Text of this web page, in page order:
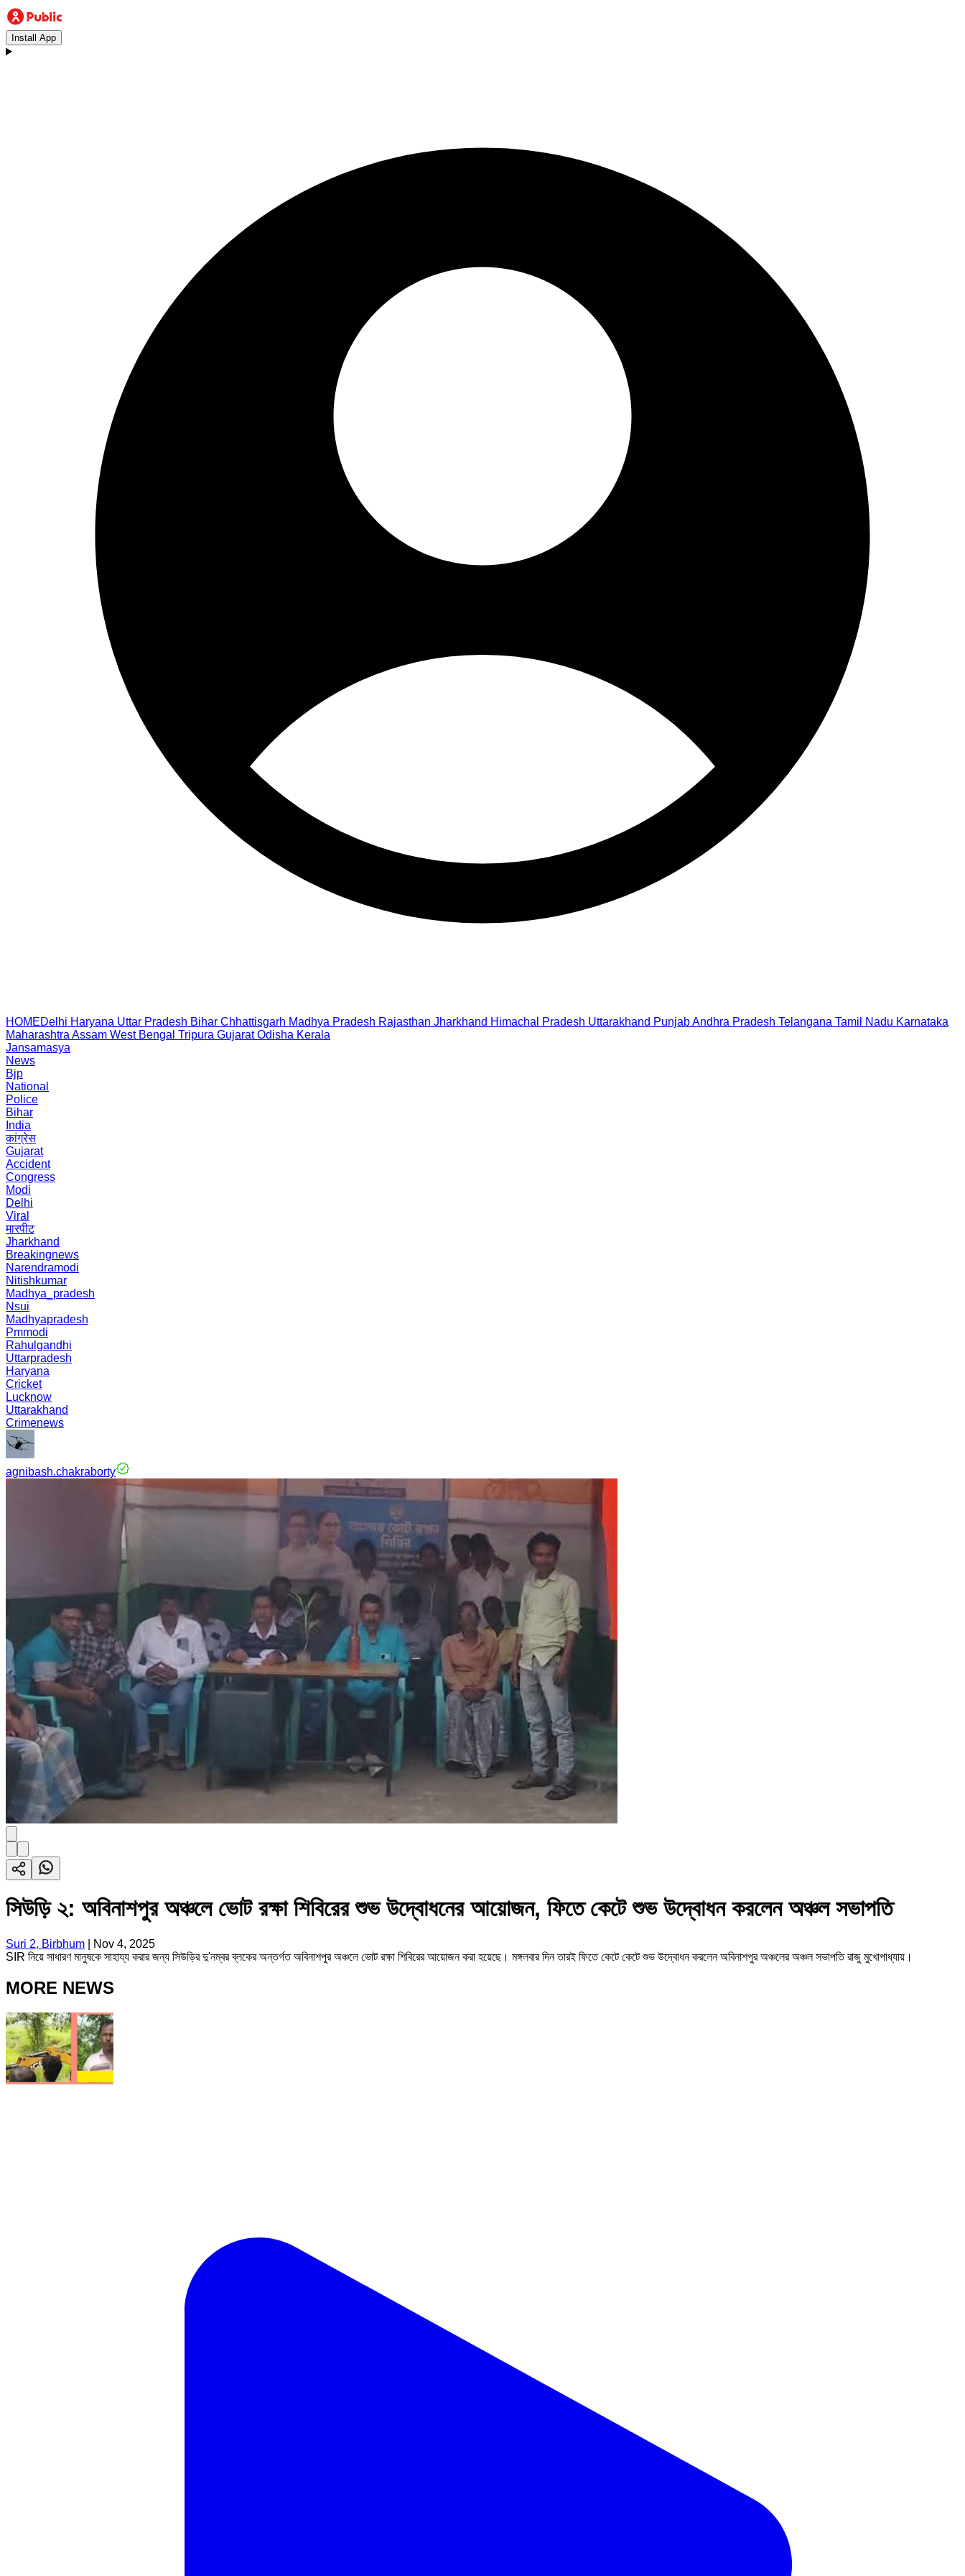
Install App
HOMEDelhi Haryana Uttar Pradesh Bihar Chhattisgarh Madhya Pradesh Rajasthan Jharkhand Himachal Pradesh Uttarakhand PunjabAndhra Pradesh Telangana Tamil Nadu Karnataka
Maharashtra Assam West Bengal Tripura Gujarat Odisha Kerala
Jansamasya
News
Bjp
National
Police
Bihar
India
कांग्रेस
Gujarat
Accident
Congress
Modi
Delhi
Viral
मारपीट
Jharkhand
Breakingnews
Narendramodi
Nitishkumar
Madhya_pradesh
Nsui
Madhyapradesh
Pmmodi
Rahulgandhi
Uttarpradesh
Haryana
Cricket
Lucknow
Uttarakhand
Crimenews
agnibash.chakraborty
সিউড়ি ২: অবিনাশপুর অঞ্চলে ভোট রক্ষা শিবিরের শুভ উদ্বোধনের আয়োজন, ফিতে কেটে শুভ উদ্বোধন করলেন অঞ্চল সভাপতি
Suri 2, Birbhum
Nov 4, 2025
SIR নিয়ে সাধারণ মানুষকে সাহায্য করার জন্য সিউড়ির দু'নম্বর ব্লকের অন্তর্গত অবিনাশপুর অঞ্চলে ভোট রক্ষা শিবিরের আয়োজন করা হয়েছে। মঙ্গলবার দিন তারই ফিতে কেটে কেটে শুভ উদ্বোধন করলেন অবিনাশপুর অঞ্চলের অঞ্চল সভাপতি রাজু মুখোপাধ্যায়।
MORE NEWS